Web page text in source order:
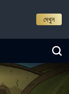
দেখুন